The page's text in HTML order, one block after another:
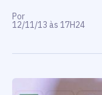
Por
12/11/13 às 17H24